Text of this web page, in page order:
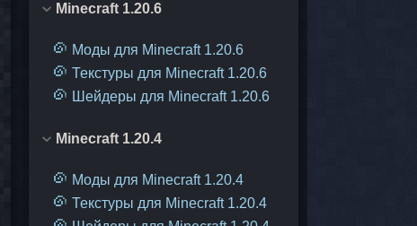
Minecraft 1.20.6
Моды для Minecraft 1.20.6
Текстуры для Minecraft 1.20.6
Шейдеры для Minecraft 1.20.6
Minecraft 1.20.4
Моды для Minecraft 1.20.4
Текстуры для Minecraft 1.20.4